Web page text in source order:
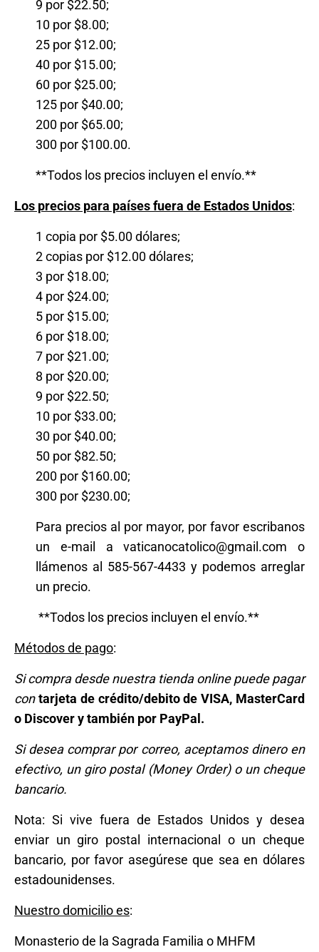
9 por $22.50;
10 por $8.00;
25 por $12.00;
40 por $15.00;
60 por $25.00;
125 por $40.00;
200 por $65.00;
300 por $100.00.
**Todos los precios incluyen el envío.**
Los precios para países fuera de Estados Unidos:
1 copia por $5.00 dólares;
2 copias por $12.00 dólares;
3 por $18.00;
4 por $24.00;
5 por $15.00;
6 por $18.00;
7 por $21.00;
8 por $20.00;
9 por $22.50;
10 por $33.00;
30 por $40.00;
50 por $82.50;
200 por $160.00;
300 por $230.00;
Para precios al por mayor, por favor escribanos
un e-mail a vaticanocatolico@gmail.com o
llámenos al 585-567-4433 y podemos arreglar
un precio.
**Todos los precios incluyen el envío.**
Métodos de pago:
Si compra desde nuestra tienda online puede pagar
contarjeta de crédito/debito de VISA, MasterCard
o Discover y también por PayPal.
Si desea comprar por correo, aceptamos dinero en
efectivo, un giro postal (Money Order) o un cheque
bancario.
Nota: Si vive fuera de Estados Unidos y desea
enviar un giro postal internacional o un cheque
bancario, por favor asegúrese que sea en dólares
estadounidenses.
Nuestro domicilio es:
Monasterio de la Sagrada Familia o MHFM